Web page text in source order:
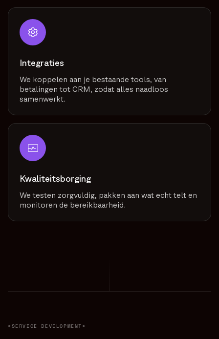
Integraties
We koppelen aan je bestaande tools, van
betalingen tot CRM, zodat alles naadloos
samenwerkt.
Kwaliteitsborging
We testen zorgvuldig, pakken aan wat echt telt en
monitoren de bereikbaarheid.
<SERVICE_DEVELOPMENT>